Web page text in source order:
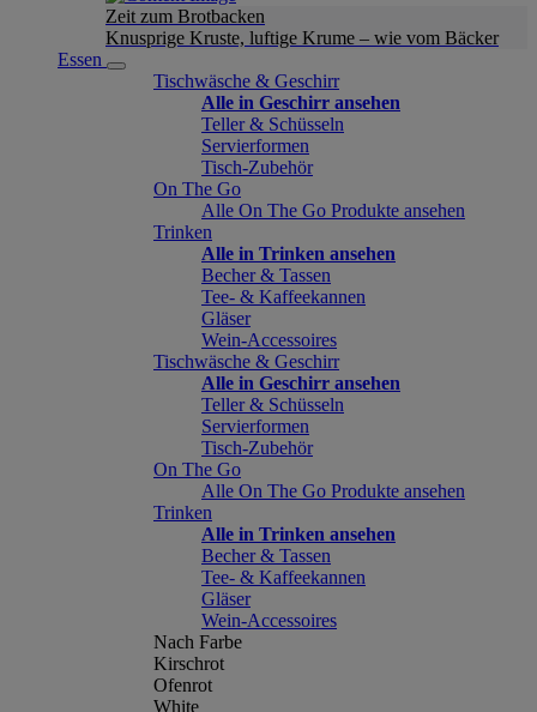
Zeit zum Brotbacken
Knusprige Kruste, luftige Krume – wie vom Bäcker
Essen
Tischwäsche & Geschirr
Alle in Geschirr ansehen
Teller & Schüsseln
Servierformen
Tisch-Zubehör
On The Go
Alle On The Go Produkte ansehen
Trinken
Alle in Trinken ansehen
Becher & Tassen
Tee- & Kaffeekannen
Gläser
Wein-Accessoires
Tischwäsche & Geschirr
Alle in Geschirr ansehen
Teller & Schüsseln
Servierformen
Tisch-Zubehör
On The Go
Alle On The Go Produkte ansehen
Trinken
Alle in Trinken ansehen
Becher & Tassen
Tee- & Kaffeekannen
Gläser
Wein-Accessoires
Nach Farbe
Kirschrot
Ofenrot
White